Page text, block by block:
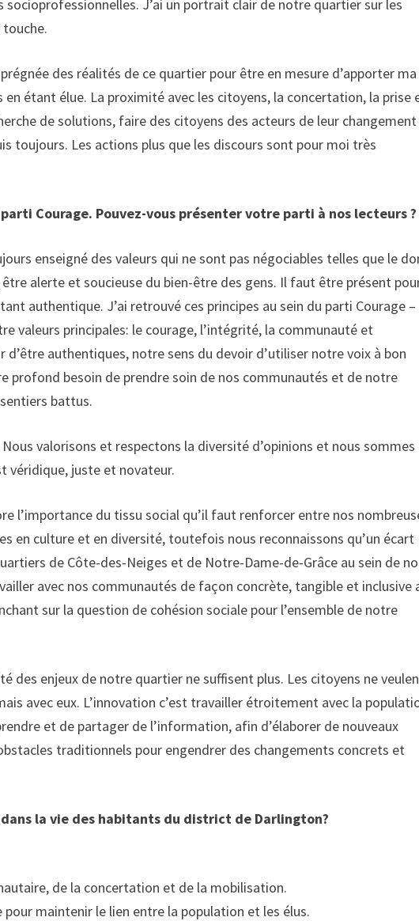
J’ai un portrait clair de notre quartier sur les
des réalités de ce quartier pour être en mesure d’apporter ma
étant élue. La proximité avec les citoyens, la concertation, la prise
de solutions, faire des citoyens des acteurs de leur changement
toujours. Les actions plus que les discours sont pour moi très
Courage. Pouvez-vous présenter votre parti à nos lecteurs ?
enseigné des valeurs qui ne sont pas négociables telles que le
alerte et soucieuse du bien-être des gens. Il faut être présent
authentique. J’ai retrouvé ces principes au sein du parti Courage –
valeurs principales: le courage, l’intégrité, la communauté et
authentiques, notre sens du devoir d’utiliser notre voix à bon
profond besoin de prendre soin de nos communautés et de notre
battus.
valorisons et respectons la diversité d’opinions et nous sommes
véridique, juste et novateur.
l’importance du tissu social qu’il faut renforcer entre nos
en culture et en diversité, toutefois nous reconnaissons qu’un écart
de Côte-des-Neiges et de Notre-Dame-de-Grâce au sein de
avec nos communautés de façon concrète, tangible et inclusive
sur la question de cohésion sociale pour l’ensemble de notre
des enjeux de notre quartier ne suffisent plus. Les citoyens ne
avec eux. L’innovation c’est travailler étroitement avec la
et de partager de l’information, afin d’élaborer de nouveaux
traditionnels pour engendrer des changements concrets et
la vie des habitants du district de Darlington?
de la concertation et de la mobilisation.
maintenir le lien entre la population et les élus.